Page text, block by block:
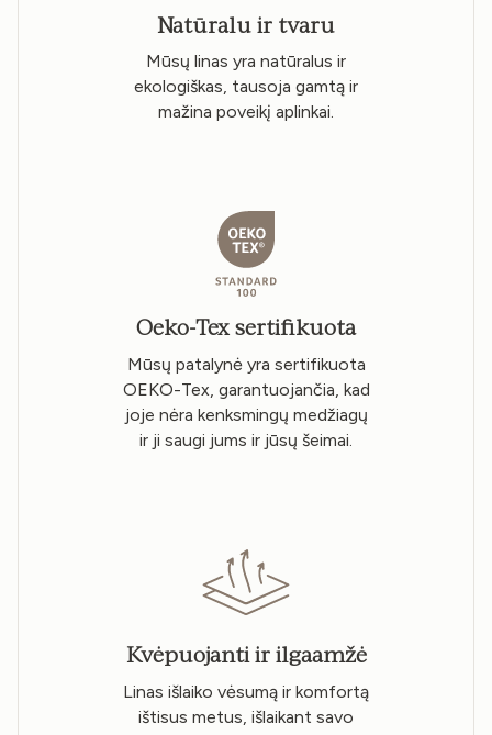
Natūralu ir tvaru
Mūsų linas yra natūralus ir
ekologiškas, tausoja gamtą ir
mažina poveikį aplinkai.
Oeko-Tex sertifikuota
Mūsų patalynė yra sertifikuota
OEKO-Tex, garantuojančia, kad
joje nėra kenksmingų medžiagų
ir ji saugi jums ir jūsų šeimai.
Kvėpuojanti ir ilgaamžė
Linas išlaiko vėsumą ir komfortą
ištisus metus, išlaikant savo